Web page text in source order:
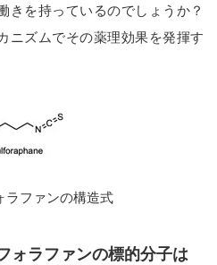
きを持っているのでしょうか？
ニズムでその薬理効果を発揮す
ラファンの構造式
ォラファンの標的分子は